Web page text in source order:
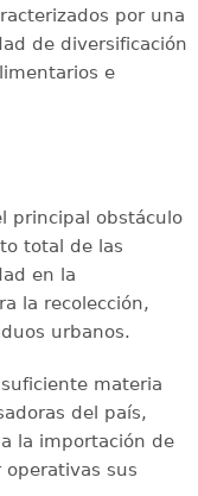
por una
de diversificación
e
principal obstáculo
total de las
en la
la recolección,
urbanos.
materia
del país,
la importación de
operativas sus